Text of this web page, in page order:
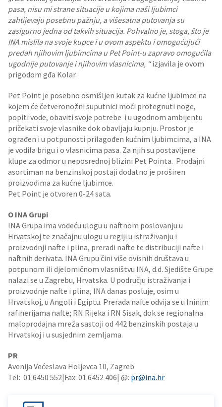
pasa, nisu mi strane situacije u kojima naši ljubimci
zahtijevaju posebnu pažnju, a višesatna putovanja su
zasigurno jedna od takvih situacija. Pohvalno je, stoga, što je
INA mislila na svoje kupce i u ovom aspektu i omogućujući
predah njihovim ljubimcima u Pet Point-u zapravo omogućila
ugodnije putovanje i njihovim vlasnicima, “izjavila je ovom
prigodom gđa Kolar.
Pet Point je posebno osmišljen kutak za kućne ljubimce na
kojem će četveronožni suputnici moći protegnuti noge,
popiti vode, obaviti svoje potrebe i u ugodnom ambijentu
pričekati svoje vlasnike dok obavljaju kupnju. Prostor je
ograđen i u potpunosti prilagođen kućnim ljubimcima, a INA
je vodila brigu i o vlasnicima pasa. Za njih su postavljene
klupe za odmor u neposrednoj blizini Pet Pointa. Prodajni
asortiman na benzinskoj postaji dodatno je proširen
proizvodima za kućne ljubimce.
Pet Point je otvoren 0-24 sata.
O INA Grupi
INA Grupa ima vodeću ulogu u naftnom poslovanju u
Hrvatskoj te značajnu ulogu u regiji u istraživanju i
proizvodnji nafte i plina, preradi nafte te distribuciji nafte i
naftnih derivata. INA Grupu čini više ovisnih društava u
potpunom ili djelomičnom vlasništvu INA, d.d. Sjedište Grupe
nalazi se u Zagrebu, Hrvatska. U području istraživanja i
proizvodnje nafte i plina, INA danas posluje, osim u
Hrvatskoj, u Angoli i Egiptu. Prerada nafte odvija se u Ininim
rafinerijama nafte; RN Rijeka i RN Sisak, dok se regionalna
maloprodajna mreža sastoji od 442 benzinskih postaja u
Hrvatskoj i u susjednim zemljama.
PR
Avenija Većeslava Holjevca 10, Zagreb
Tel: 01 6450 552|Fax: 01 6452 406| @: pr@ina.hr